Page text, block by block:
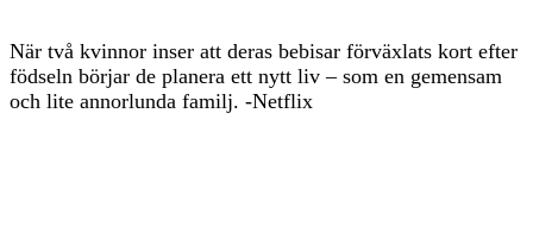
När två kvinnor inser att deras bebisar förväxlats kort efter
födseln börjar de planera ett nytt liv – som en gemensam
och lite annorlunda familj. -Netflix